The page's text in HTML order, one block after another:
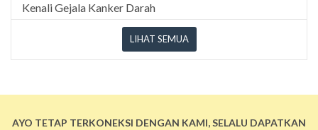
Kenali Gejala Kanker Darah
LIHAT SEMUA
AYO TETAP TERKONEKSI DENGAN KAMI, SELALU DAPATKAN